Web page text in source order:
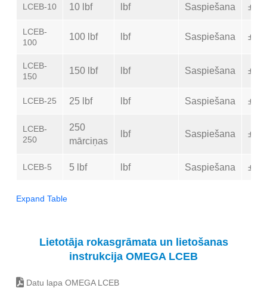
LCEB-10 10 lbf lbf Saspiešana
LCEB-
100
100 lbf lbf Saspiešana
LCEB-
150
150 lbf lbf Saspiešana
LCEB-25 25 lbf lbf Saspiešana
LCEB-
250
250
mārciņas
lbf Saspiešana
LCEB-5 5 lbf lbf Saspiešana
Expand Table
Lietotāja rokasgrāmata un lietošanas
instrukcija OMEGA LCEB
Datu lapa OMEGA LCEB